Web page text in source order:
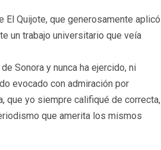
El Quijote, que generosamente aplicó
un trabajo universitario que veía
Sonora y nunca ha ejercido, ni
evocado con admiración por
que yo siempre califiqué de correcta,
que amerita los mismos